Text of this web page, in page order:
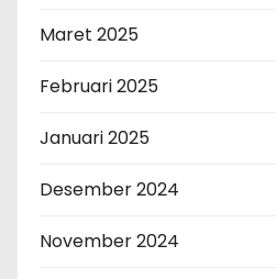
Maret 2025
Februari 2025
Januari 2025
Desember 2024
November 2024